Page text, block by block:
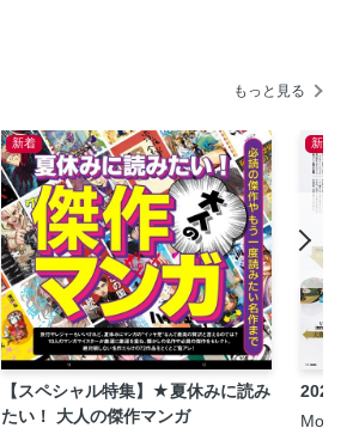
もっと見る
新着
【スペシャル特集】★夏休みに読み
たい！ 大人の傑作マンガ
新着
2026